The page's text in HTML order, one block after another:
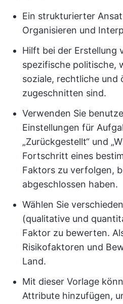
Ein strukturierter
Organisieren und
Hilft bei der Erstellung
spezifische politische,
soziale, rechtliche und
zugeschnitten sind.
Verwenden Sie
Einstellungen für
„Zurückgestellt“ und
Fortschritt eines
Faktors zu verfolgen,
abgeschlossen haben.
Wählen Sie
(qualitative und
Faktor zu bewerten.
Risikofaktoren und
Land.
Mit dieser Vorlage
Attribute hinzufügen,